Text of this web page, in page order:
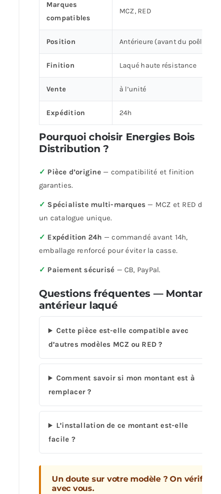
Marques
compatibles
MCZ, RED
Position Antérieure (avant du poêle)
Finition Laqué haute résistance
Vente à l’unité
Expédition 24h
Pourquoi choisir Energies Bois
Distribution ?
✓ Pièce d’origine— compatibilité et finition
garanties.
✓ Spécialiste multi-marques — MCZ et RED dans
un catalogue unique.
✓ Expédition 24h — commandé avant 14h,
emballage renforcé pour éviter la casse.
✓ Paiement sécurisé — CB, PayPal.
Questions fréquentes — Montant
antérieur laqué
Cette pièce est-elle compatible avec
d’autres modèles MCZ ou RED ?
Comment savoir si mon montant est à
remplacer ?
L’installation de ce montant est-elle
facile ?
Un doute sur votre modèle ? On vérifie
avec vous.